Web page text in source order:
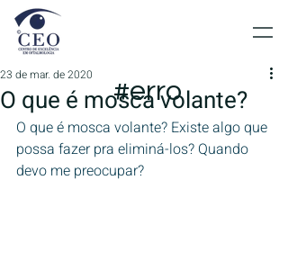
O que é mosca volante?
23 de mar. de 2020
O que é mosca volante? Existe algo que
possa fazer pra eliminá-los? Quando
devo me preocupar?
#erro